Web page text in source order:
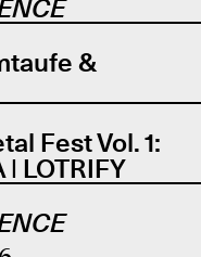
&
Fest Vol. 1:
| LOTRIFY